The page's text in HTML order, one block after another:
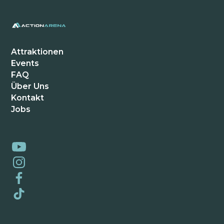
Kiel Schwentinental
Hammer Location! Wir kommen aus Kiel und
waren schon dreimal hier. Jedes Mal ein
Mia und Lena
Attraktionen
Events
FAQ
Über Uns
Kontakt
Jobs